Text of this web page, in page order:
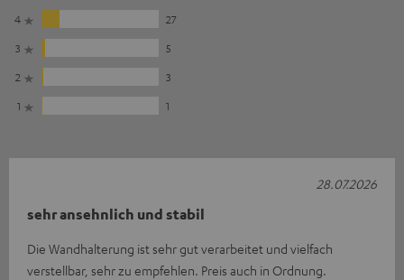
4
27
3
5
2
3
1
1
sehr ansehnlich und stabil
Die Wandhalterung ist sehr gut verarbeitet und vielfach
verstellbar, sehr zu empfehlen. Preis auch in Ordnung.
28.07.2026